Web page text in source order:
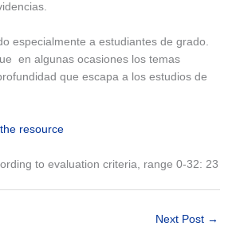
especialmente a estudiantes de grado.
en algunas ocasiones los temas
que escapa a los estudios de
resource
to evaluation criteria, range 0-32: 23
Next Post →